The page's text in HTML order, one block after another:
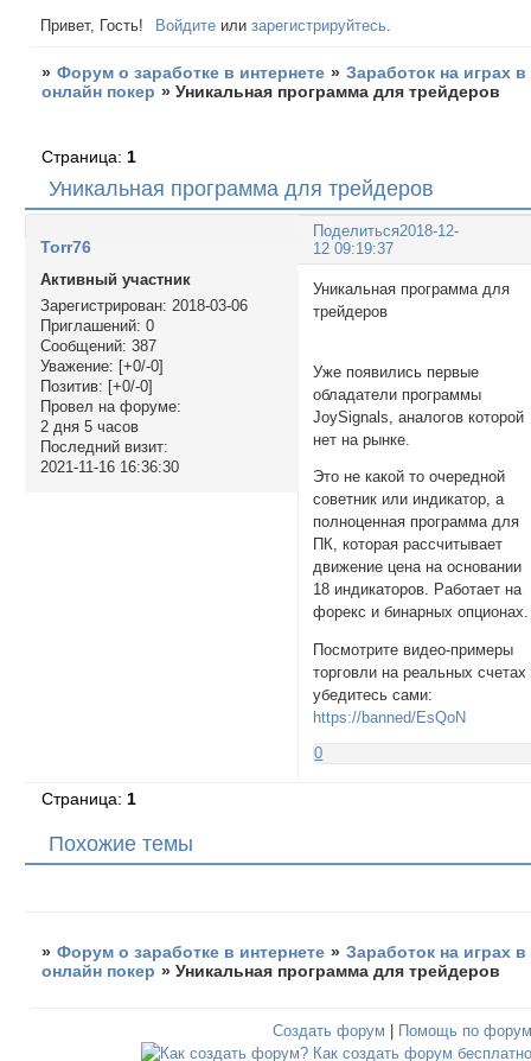
Привет, Гость! Войдите илизарегистрируйтесь
» Форум о заработке в интернете » Заработок на играх в
онлайн покер »Уникальная программа для трейдеров
Уникальная программа для трейдеров
Страница: 1
Поделиться2018-12-
12 09:19:37
Torr76
Активный участник
Зарегистрирован: 2018-03-06
Приглашений: 0
Сообщений: 387
Уважение: [+0/-0]
Позитив: [+0/-0]
Провел на форуме:
2 дня 5 часов
Последний визит:
2021-11-16 16:36:30
Уникальная программа для
Уже появились первые
обладатели программы
JoySignals, аналогов которой
нет на рынке.
Это не какой то очередной
советник или индикатор, а
полноценная программа для
ПК, которая рассчитывает
движение цена на основании
18 индикаторов. Работает на
форекс и бинарных опционах.
Посмотрите видео-примеры
торговли на реальных счетах
убедитесь сами:
https://banned/EsQoN
0
Страница:1
Похожие темы
» Форум о заработке в интернете » Заработок на играх в
онлайн покер »Уникальная программа для трейдеров
Создать форум Помощь по